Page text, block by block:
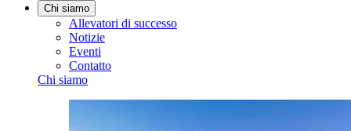
Chi siamo
Allevatori di successo
Notizie
Eventi
Contatto
Chi siamo